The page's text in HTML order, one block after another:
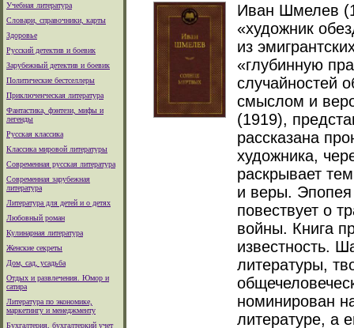
Учебная литература
Словари, справочники, карты
Здоровье
Русский детектив и боевик
Зарубежный детектив и боевик
Политические бестселлеры
Приключенческая литература
Фантастика, фэнтези, мифы и
легенды
Русская классика
Классика мировой литературы
Современная русская литература
Современная зарубежная
литература
Литература для детей и о детях
Любовный роман
Кулинарная литература
Женские секреты
Дом, сад, усадьба
Отдых и развлечения. Юмор и
сатира
Литература по экономике,
маркетингу и менеджменту
Бухгалтерия, бухгалтеркий учет
Иван Шмелев
«художник
из
«глубинную
случайностей
смыслом и
(1919),
рассказана
художника,
раскрывает
и веры.
повествует о
войны. Книга
известность.
литературы,
номинирован
литературе, а